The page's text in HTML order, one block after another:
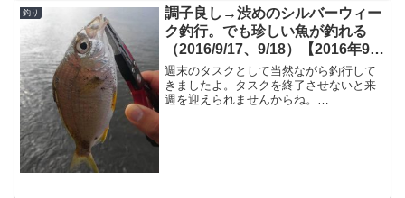
ありまして、それは「キス釣り」です。
キス天が嫌いな人って居る...
釣り
調子良し→渋めのシルバーウィー
ク釣行。でも珍しい魚が釣れる
（2016/9/17、9/18）【2016年9月
釣行】
週末のタスクとして当然ながら釣行して
きましたよ。タスクを終了させないと来
週を迎えられませんからね。